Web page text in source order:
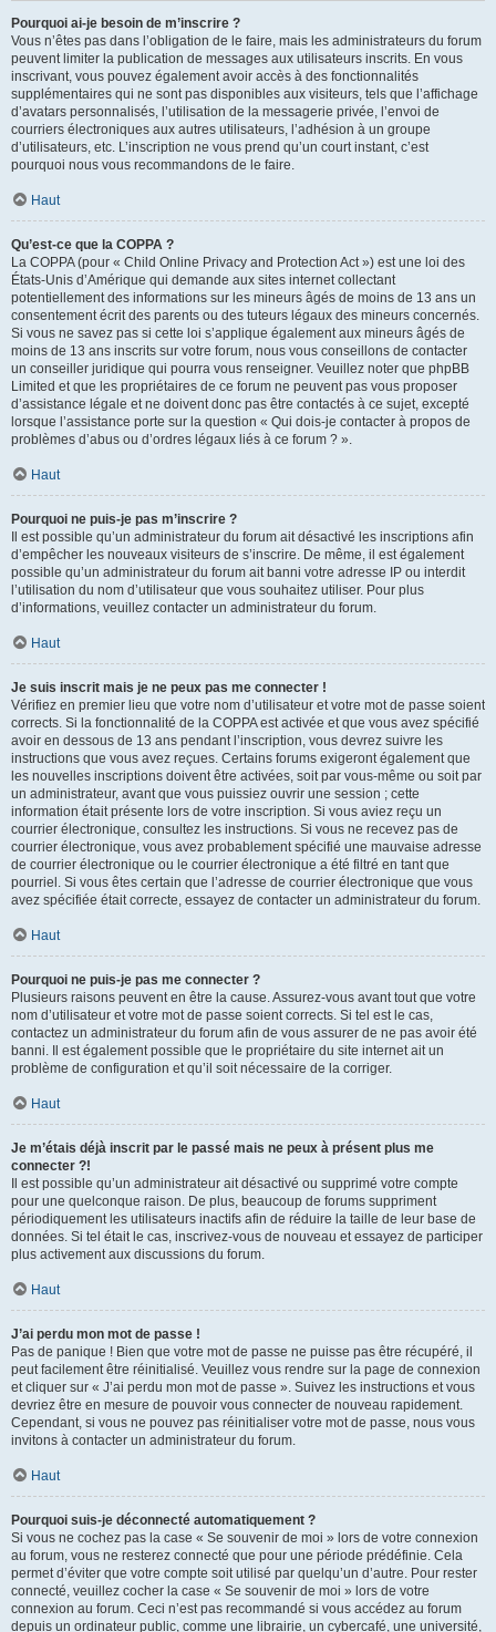
Pourquoi ai-je besoin de m’inscrire ?
Vous n’êtes pas dans l’obligation de le faire, mais les administrateurs du forum
peuvent limiter la publication de messages aux utilisateurs inscrits. En vous
inscrivant, vous pouvez également avoir accès à des fonctionnalités
supplémentaires qui ne sont pas disponibles aux visiteurs, tels que l’affichage
d’avatars personnalisés, l’utilisation de la messagerie privée, l’envoi de
courriers électroniques aux autres utilisateurs, l’adhésion à un groupe
d’utilisateurs, etc. L’inscription ne vous prend qu’un court instant, c’est
pourquoi nous vous recommandons de le faire.
Haut
Qu’est-ce que la COPPA ?
La COPPA (pour « Child Online Privacy and Protection Act ») est une loi des
États-Unis d’Amérique qui demande aux sites internet collectant
potentiellement des informations sur les mineurs âgés de moins de 13 ans un
consentement écrit des parents ou des tuteurs légaux des mineurs concernés.
Si vous ne savez pas si cette loi s’applique également aux mineurs âgés de
moins de 13 ans inscrits sur votre forum, nous vous conseillons de contacter
un conseiller juridique qui pourra vous renseigner. Veuillez noter que phpBB
Limited et que les propriétaires de ce forum ne peuvent pas vous proposer
d’assistance légale et ne doivent donc pas être contactés à ce sujet, excepté
lorsque l’assistance porte sur la question « Qui dois-je contacter à propos de
problèmes d’abus ou d’ordres légaux liés à ce forum ? ».
Haut
Pourquoi ne puis-je pas m’inscrire ?
Il est possible qu’un administrateur du forum ait désactivé les inscriptions afin
d’empêcher les nouveaux visiteurs de s’inscrire. De même, il est également
possible qu’un administrateur du forum ait banni votre adresse IP ou interdit
l’utilisation du nom d’utilisateur que vous souhaitez utiliser. Pour plus
d’informations, veuillez contacter un administrateur du forum.
Haut
Je suis inscrit mais je ne peux pas me connecter !
Vérifiez en premier lieu que votre nom d’utilisateur et votre mot de passe soient
corrects. Si la fonctionnalité de la COPPA est activée et que vous avez spécifié
avoir en dessous de 13 ans pendant l’inscription, vous devrez suivre les
instructions que vous avez reçues. Certains forums exigeront également que
les nouvelles inscriptions doivent être activées, soit par vous-même ou soit par
un administrateur, avant que vous puissiez ouvrir une session ; cette
information était présente lors de votre inscription. Si vous aviez reçu un
courrier électronique, consultez les instructions. Si vous ne recevez pas de
courrier électronique, vous avez probablement spécifié une mauvaise adresse
de courrier électronique ou le courrier électronique a été filtré en tant que
pourriel. Si vous êtes certain que l’adresse de courrier électronique que vous
avez spécifiée était correcte, essayez de contacter un administrateur du forum.
Haut
Pourquoi ne puis-je pas me connecter ?
Plusieurs raisons peuvent en être la cause. Assurez-vous avant tout que votre
nom d’utilisateur et votre mot de passe soient corrects. Si tel est le cas,
contactez un administrateur du forum afin de vous assurer de ne pas avoir été
banni. Il est également possible que le propriétaire du site internet ait un
problème de configuration et qu’il soit nécessaire de la corriger.
Haut
Je m’étais déjà inscrit par le passé mais ne peux à présent plus me
connecter ?!
Il est possible qu’un administrateur ait désactivé ou supprimé votre compte
pour une quelconque raison. De plus, beaucoup de forums suppriment
périodiquement les utilisateurs inactifs afin de réduire la taille de leur base de
données. Si tel était le cas, inscrivez-vous de nouveau et essayez de participer
plus activement aux discussions du forum.
Haut
J’ai perdu mon mot de passe !
Pas de panique ! Bien que votre mot de passe ne puisse pas être récupéré, il
peut facilement être réinitialisé. Veuillez vous rendre sur la page de connexion
et cliquer sur « J’ai perdu mon mot de passe ». Suivez les instructions et vous
devriez être en mesure de pouvoir vous connecter de nouveau rapidement.
Cependant, si vous ne pouvez pas réinitialiser votre mot de passe, nous vous
invitons à contacter un administrateur du forum.
Haut
Pourquoi suis-je déconnecté automatiquement ?
Si vous ne cochez pas la case « Se souvenir de moi » lors de votre connexion
au forum, vous ne resterez connecté que pour une période prédéfinie. Cela
permet d’éviter que votre compte soit utilisé par quelqu’un d’autre. Pour rester
connecté, veuillez cocher la case « Se souvenir de moi » lors de votre
connexion au forum. Ceci n’est pas recommandé si vous accédez au forum
depuis un ordinateur public, comme une librairie, un cybercafé, une université,